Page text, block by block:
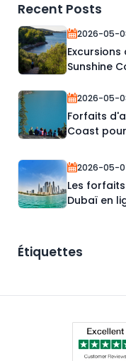
Recent Posts
2026-05-
Sunshine
2026-05-
Forfaits
Coast
2026-05-
Les
Dubaï en
Étiquettes